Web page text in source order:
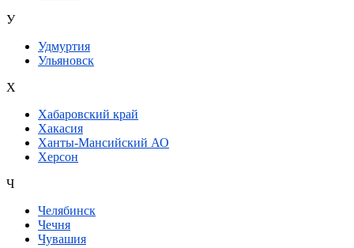
У
Удмуртия
Ульяновск
Х
Хабаровский край
Хакасия
Ханты-Мансийский АО
Херсон
Ч
Челябинск
Чечня
Чувашия